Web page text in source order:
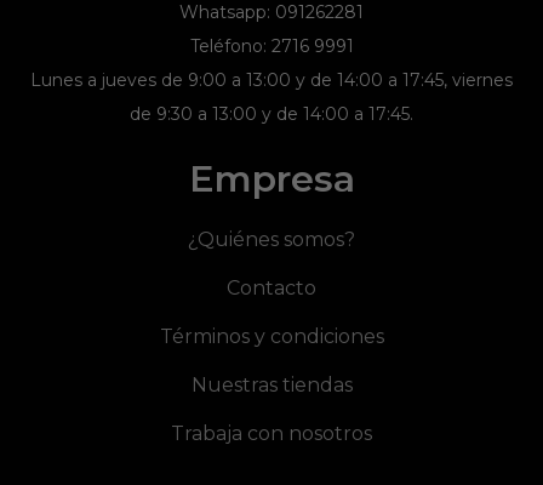
Whatsapp: 091262281
Teléfono: 2716 9991
Lunes a jueves de 9:00 a 13:00 y de 14:00 a 17:45, viernes
de 9:30 a 13:00 y de 14:00 a 17:45.
Empresa
¿Quiénes somos?
Contacto
Términos y condiciones
Nuestras tiendas
Trabaja con nosotros